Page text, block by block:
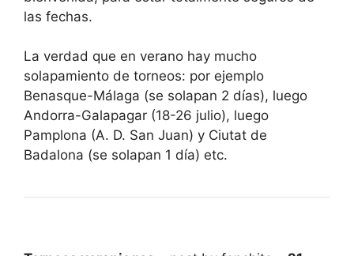
las fechas.
La verdad que en verano hay mucho
solapamiento de torneos: por ejemplo
Benasque-Málaga (se solapan 2 días), luego
Andorra-Galapagar (18-26 julio), luego
Pamplona (A. D. San Juan) y Ciutat de
Badalona (se solapan 1 día) etc.